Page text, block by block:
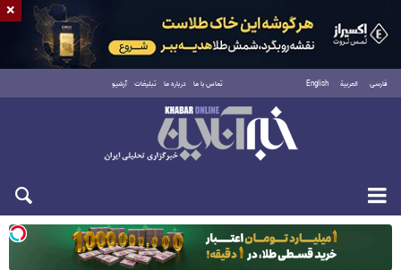
فارسی العربية English تماس با ما درباره ما تبلیغات آرشیو
یکشنبه ۱۸ مرداد ۱۴۰۵
×